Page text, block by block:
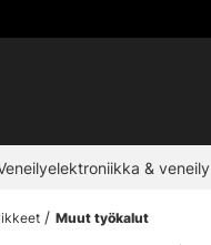
& veneily
Muut työkalut